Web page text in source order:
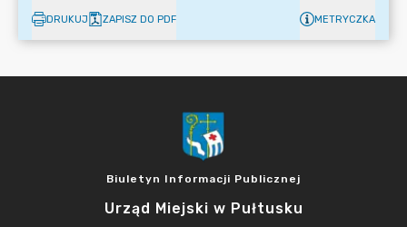
DRUKUJ ZAPISZ DO PDF METRYCZKA
Biuletyn Informacji Publicznej
Urząd Miejski w Pułtusku